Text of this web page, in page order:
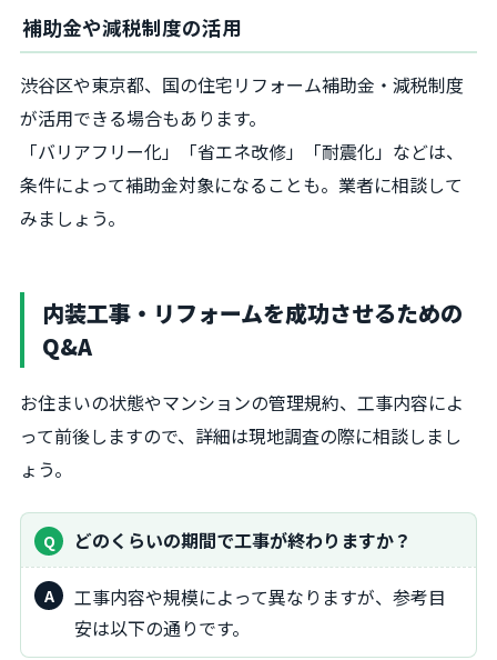
補助金や減税制度の活用
渋谷区や東京都、国の住宅リフォーム補助金・減税制度
が活用できる場合もあります。
「バリアフリー化」「省エネ改修」「耐震化」などは、
条件によって補助金対象になることも。業者に相談して
みましょう。
内装工事・リフォームを成功させるための
Q&A
お住まいの状態やマンションの管理規約、工事内容によ
って前後しますので、詳細は現地調査の際に相談しまし
ょう。
どのくらいの期間で工事が終わりますか？
工事内容や規模によって異なりますが、参考目
安は以下の通りです。